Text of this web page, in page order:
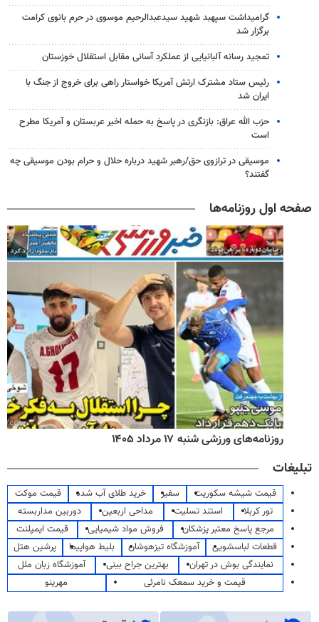
گرامیداشت سپهبد شهید سیدعبدالرحیم موسوی در حرم بانوی کرامت
برگزار شد
تمجید رسانه آلبانیایی از عملکرد آسانی مقابل استقلال خوزستان
رئیس ستاد مشترک ارتش آمریکا خواستار راهی برای خروج از جنگ با
ایران شد
حزب الله عراق: بازنگری در پاسخ به حمله اخیر عربستان و آمریکا مطرح
است
موسیقی در ترازوی حق/رهبر شهید درباره حلال و حرام بودن موسیقی چه
گفتند؟
صفحه اول روزنامه‌ها
روزنامه‌های صبح شنبه ۱۷ مرداد ۱۴۰۵
تبلیغات
قیمت شیشه سکوریت سفیر خرید طلای آب شده
قیمت موکت
تور کربلا
استند تسلیت مداحی اربعین
دوربین مداربسته
مرجع پاسخ معتبر پزشکان
فروش مواد شیمیایی
قیمت ایمپلنت
قطعات لباسشویی
آموزشگاه تیزهوشان بلیط هواپیما
پرشین هتل
نمایندگی بوش در تهران
بهترین جراح بینی
آموزشگاه زبان ملل
قیمت و خرید سمعک نامرئی
مهرینو